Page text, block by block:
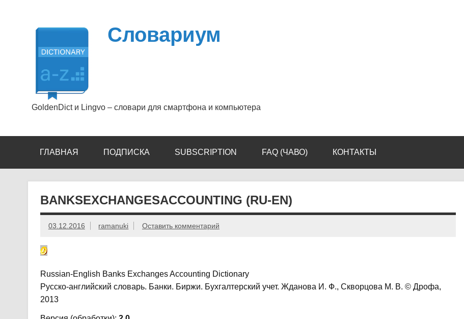
Словариум
GoldenDict и Lingvo – словари для смартфона и компьютера
ГЛАВНАЯ ПОДПИСКА SUBSCRIPTION FAQ (ЧАВО) КОНТАКТЫ
BANKSEXCHANGESACCOUNTING (RU-EN)
03.12.2016 ramanuki Оставить комментарий
Russian-English Banks Exchanges Accounting Dictionary
Русско-английский словарь. Банки. Биржи. Бухгалтерский учет. Жданова И. Ф., Скворцова М. В. © Дрофа,
2013